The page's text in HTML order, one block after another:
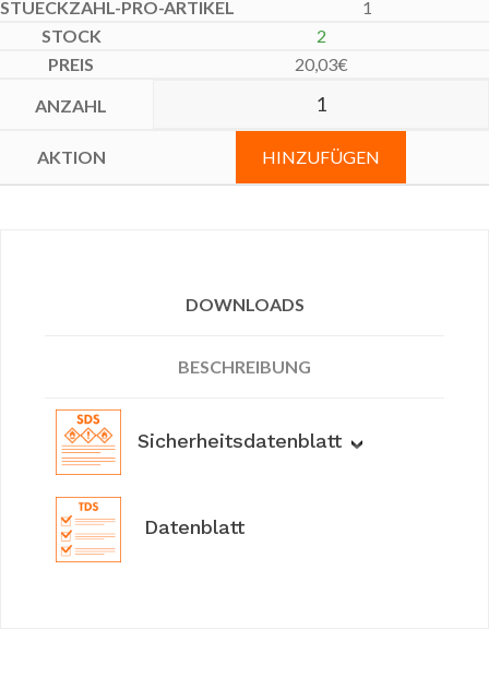
1
2
20,03€
HINZUFÜGEN
DOWNLOADS
BESCHREIBUNG
Sicherheitsdatenblatt
Datenblatt